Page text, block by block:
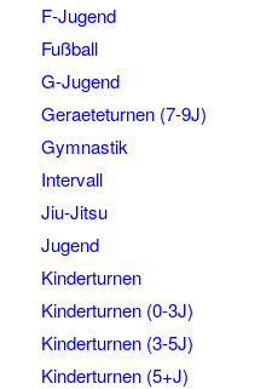
F-Jugend
Fußball
G-Jugend
Geraeteturnen (7-9J)
Gymnastik
Intervall
Jiu-Jitsu
Jugend
Kinderturnen
Kinderturnen (0-3J)
Kinderturnen (3-5J)
Kinderturnen (5+J)